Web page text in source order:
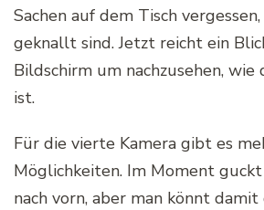
Sachen auf dem Tisch
geknallt sind. Jetzt reicht ein
Bildschirm um nachzusehen,
ist.
Für die vierte Kamera gibt es
Möglichkeiten. Im Moment
nach vorn, aber man könnt damit